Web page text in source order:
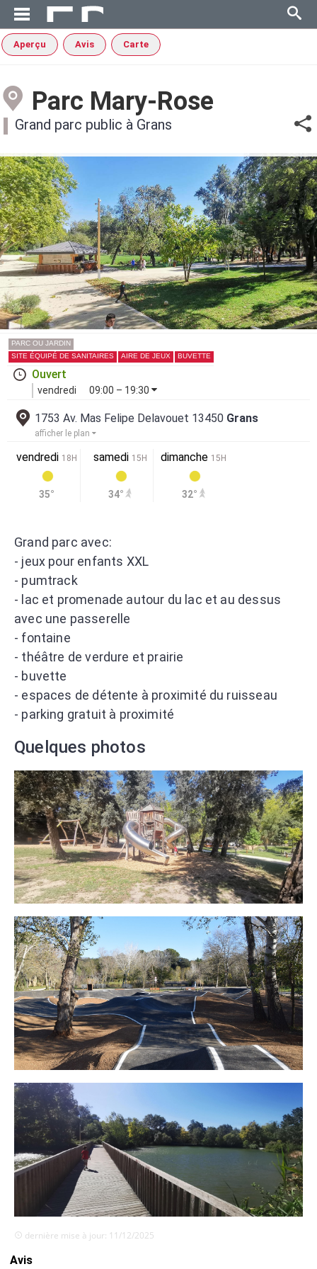
Aperçu Avis Carte
Parc Mary-Rose
Grand parc public à Grans
PARC OU JARDIN
SITE ÉQUIPÉ DE SANITAIRES
AIRE DE JEUX BUVETTE
Ouvert
vendredi 09:00 – 19:30
1753 Av. Mas Felipe Delavouet 13450 Grans
afficher le plan
vendredi 18H
35°
samedi 15H
34°
dimanche 15H
32°
Grand parc avec:
- jeux pour enfants XXL
- pumtrack
- lac et promenade autour du lac et au dessus
avec une passerelle
- fontaine
- théâtre de verdure et prairie
- buvette
- espaces de détente à proximité du ruisseau
- parking gratuit à proximité
Quelques photos
dernière mise à jour: 11/12/2025
Avis